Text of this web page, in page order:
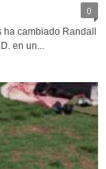
0
ha cambiado Randall
en un...